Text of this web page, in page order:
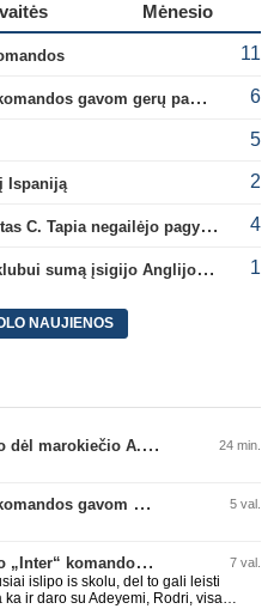
Mėnesio
11
A. Tapinas: „Iš europinio lygio komandos gavom gerų pamokų“ 6
5
Ispaniją 2
Argentinos federacijos prezidentas C. Tapia negailėjo pagyrų G. Infantino 4
Oficialu: „Leeds“ už rekordinę klubui sumą įsigijo Anglijos rinktinės vartininką 1
NAUJIENOS
„Man City“ artėja link susitarimo dėl marokiečio A. Bouaddi persikėlimo 24 min.
A. Tapinas: „Iš europinio lygio komandos gavom gerų pamokų“ 5 val.
L. Messi gerokai pakėlė Majamio „Inter“ komandos vertę 7 val.
islipo is skolu, del to gali leisti
ir daro su Adeyemi, Rodri, visa